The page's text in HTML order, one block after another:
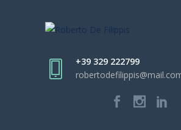
+39 329 222799